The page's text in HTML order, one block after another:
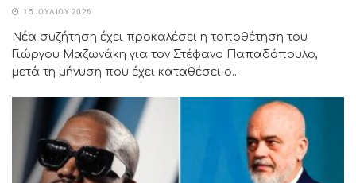
15 ΙΟΥΛΊΟΥ 2026
Νέα συζήτηση έχει προκαλέσει η τοποθέτηση του
Γιώργου Μαζωνάκη για τον Στέφανο Παπαδόπουλο,
μετά τη μήνυση που έχει καταθέσει ο...